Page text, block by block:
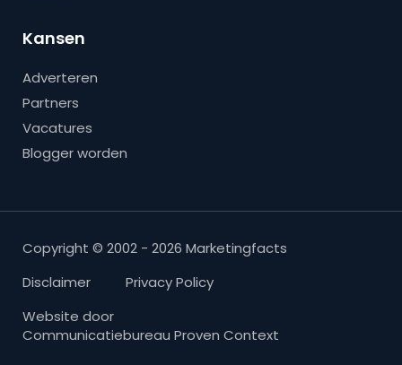
Kansen
Adverteren
Partners
Vacatures
Blogger worden
Copyright © 2002 - 2026 Marketingfacts
Disclaimer
Privacy Policy
Website door
Communicatiebureau Proven Context